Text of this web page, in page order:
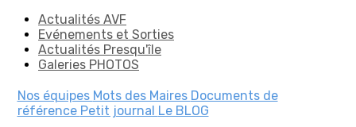
Actualités AVF
Evénements et Sorties
Actualités Presqu'île
Galeries PHOTOS
Nos équipes Mots des Maires Documents de
référence Petit journal Le BLOG